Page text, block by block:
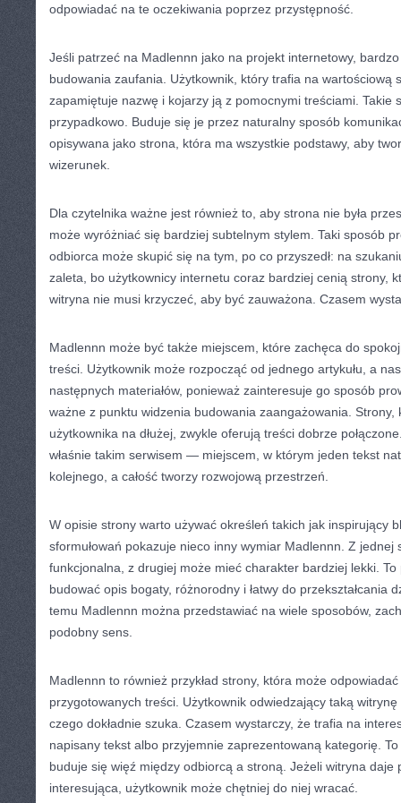
odpowiadać na te oczekiwania poprzez przystępność.
Jeśli patrzeć na Madlennn jako na projekt internetowy,
budowania zaufania. Użytkownik, który trafia na wartościową
zapamiętuje nazwę i kojarzy ją z pomocnymi treściami. Takie
przypadkowo. Buduje się je przez naturalny sposób
opisywana jako strona, która ma wszystkie podstawy, aby
wizerunek.
Dla czytelnika ważne jest również to, aby strona nie była
może wyróżniać się bardziej subtelnym stylem. Taki sposób
odbiorca może skupić się na tym, po co przyszedł: na
zaleta, bo użytkownicy internetu coraz bardziej cenią strony,
witryna nie musi krzyczeć, aby być zauważona. Czasem
Madlennn może być także miejscem, które zachęca do
treści. Użytkownik może rozpocząć od jednego artykułu, a
następnych materiałów, ponieważ zainteresuje go sposób
ważne z punktu widzenia budowania zaangażowania.
użytkownika na dłużej, zwykle oferują treści dobrze
właśnie takim serwisem — miejscem, w którym jeden tekst
kolejnego, a całość tworzy rozwojową przestrzeń.
W opisie strony warto używać określeń takich jak inspirujący
sformułowań pokazuje nieco inny wymiar Madlennn. Z jednej
funkcjonalna, z drugiej może mieć charakter bardziej lekki. To
budować opis bogaty, różnorodny i łatwy do przekształcania
temu Madlennn można przedstawiać na wiele sposobów,
podobny sens.
Madlennn to również przykład strony, która może
przygotowanych treści. Użytkownik odwiedzający taką
czego dokładnie szuka. Czasem wystarczy, że trafia na
napisany tekst albo przyjemnie zaprezentowaną kategorię.
buduje się więź między odbiorcą a stroną. Jeżeli witryna daje
interesująca, użytkownik może chętniej do niej wracać.